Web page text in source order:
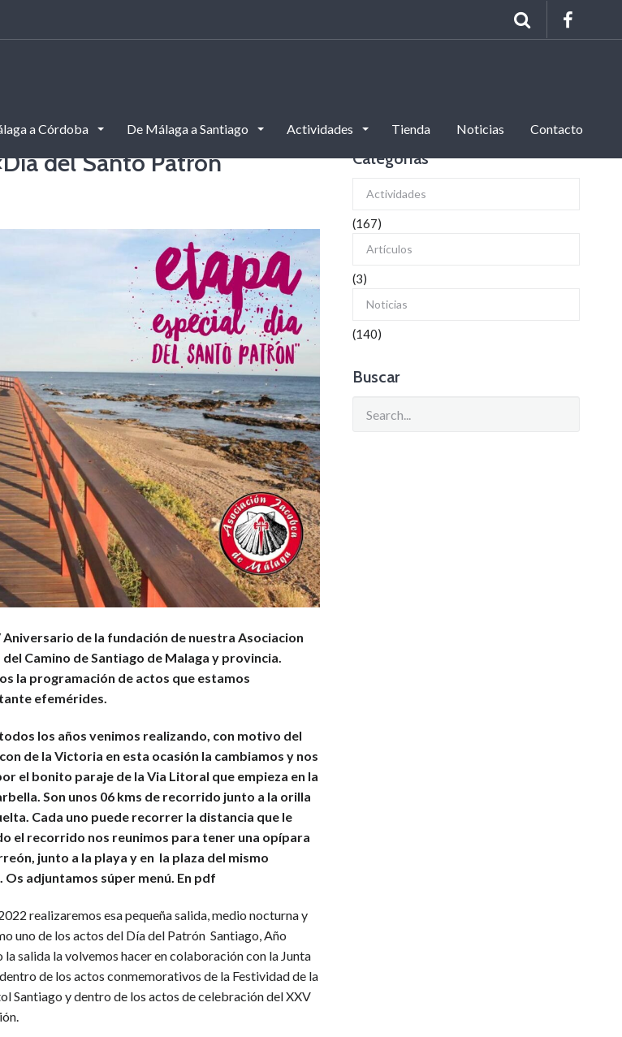
a Córdoba De Málaga a Santiago Actividades Tienda Noticias Contacto
del Santo Patrón
Aniversario de la fundación de nuestra Asociacion
Camino de Santiago de Malaga y provincia.
la programación de actos que estamos
efemérides.
los años venimos realizando, con motivo del
de la Victoria en esta ocasión la cambiamos y nos
el bonito paraje de la Via Litoral que empieza en la
Son unos 06 kms de recorrido junto a la orilla
Cada uno puede recorrer la distancia que le
el recorrido nos reunimos para tener una opípara
junto a la playa y en la plaza del mismo
Os adjuntamos súper menú. En pdf
realizaremos esa pequeña salida, medio nocturna y
uno de los actos del Día del Patrón Santiago, Año
salida la volvemos hacer en colaboración con la Junta
de los actos conmemorativos de la Festividad de la
Santiago y dentro de los actos de celebración del XXV
Categorías
Actividades
(167)
Artículos
(3)
Noticias
(140)
Buscar